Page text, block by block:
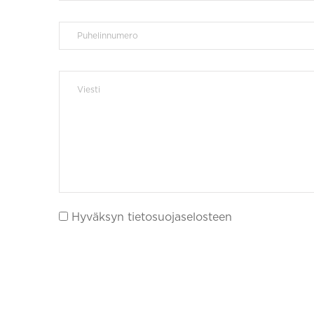
Hyväksyn tietosuojaselosteen